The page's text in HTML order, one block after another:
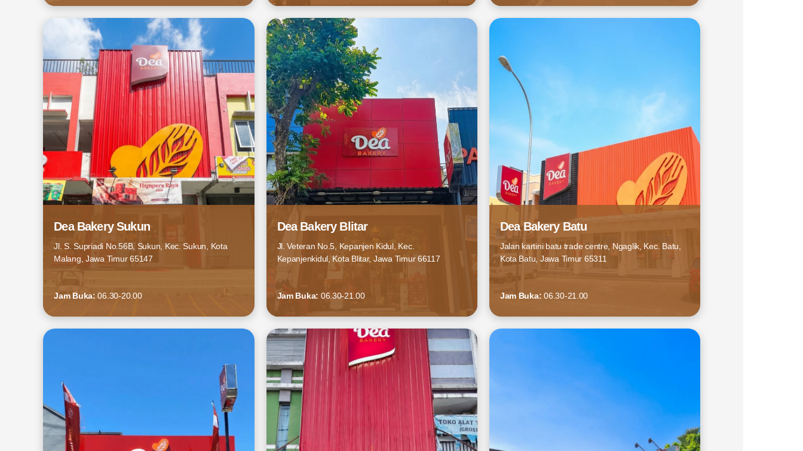
Dea Bakery Sukun
Jl. S. Supriadi No.56B, Sukun, Kec. Sukun, Kota
Malang, Jawa Timur 65147
Jam Buka: 06.30-20.00
Dea Bakery Blitar
Jl. Veteran No.5, Kepanjen Kidul, Kec.
Kepanjenkidul, Kota Blitar, Jawa Timur 66117
Jam Buka: 06.30-21.00
Dea Bakery Batu
Jalan kartini batu trade centre, Ngaglik, Kec. Batu,
Kota Batu, Jawa Timur 65311
Jam Buka: 06.30-21.00